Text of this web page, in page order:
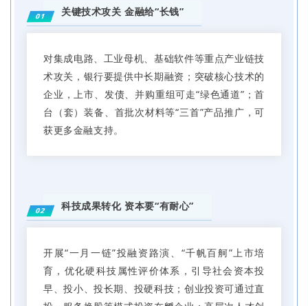
01 关键技术攻关 金融给“长钱”
对集成电路、工业母机、基础软件等重点产业链技
术攻关，银行要提供中长期融资；突破核心技术的
企业，上市、发债、并购重组可走“绿色通道”；首
台（套）装备、首批次材料等“三首”产品推广，可
获更多金融支持。
02 科技成果转化 资本要“有耐心”
开展“一月一链”投融资路演、“千帆百舸”上市培
育，优化硬科技属性评价体系，引导社会资本投
早、投小、投长期、投硬科技；创业投资可通过直